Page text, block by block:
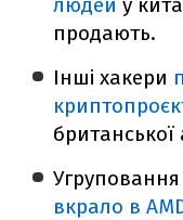
продають.
Інші хакери
британської
вкрало в